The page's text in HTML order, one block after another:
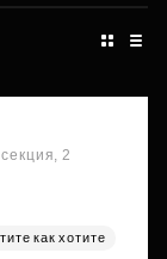
2
как хотите